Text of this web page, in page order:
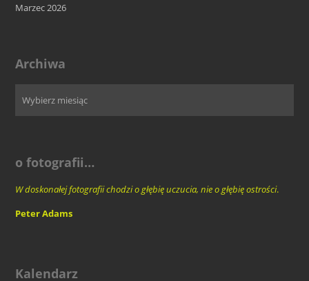
Marzec 2026
Archiwa
o fotografii…
W doskonałej fotografii chodzi o głębię uczucia, nie o głębię ostrości.
Peter Adams
Kalendarz